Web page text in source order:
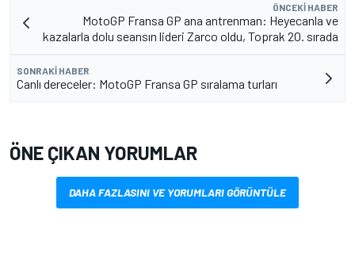
ÖNCEKI HABER
MotoGP Fransa GP ana antrenman: Heyecanla ve
kazalarla dolu seansın lideri Zarco oldu, Toprak 20. sırada
SONRAKI HABER
Canlı dereceler: MotoGP Fransa GP sıralama turları
ÖNE ÇIKAN YORUMLAR
DAHA FAZLASINI VE YORUMLARI GÖRÜNTÜLE